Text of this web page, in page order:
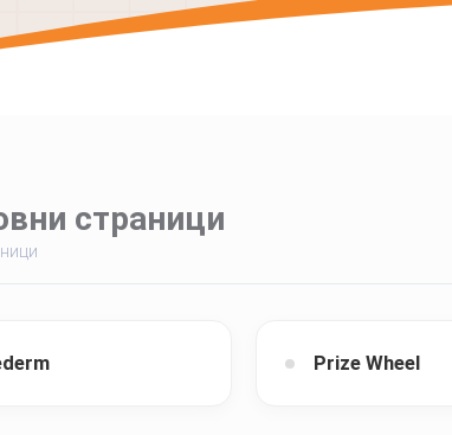
страници
Prize Wheel